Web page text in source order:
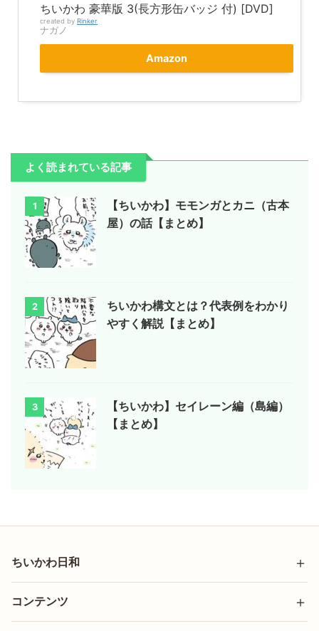
ちいかわ 豪華版 3(長方形缶バッジ 付) [DVD]
created by Rinker
ナガノ
Amazon
よく読まれている記事
1
【ちいかわ】モモンガとカニ（古本
屋）の話【まとめ】
2
ちいかわ構文とは？代表例をわかり
やすく解説【まとめ】
3
【ちいかわ】セイレーン編（島編）
【まとめ】
ちいかわ日和
コンテンツ